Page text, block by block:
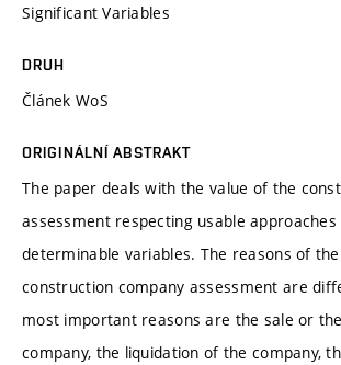
Significant Variables
DRUH
Článek WoS
ORIGINÁLNÍ ABSTRAKT
The paper deals with the value of the
assessment respecting usable approaches
determinable variables. The reasons of
construction company assessment are
most important reasons are the sale or
company, the liquidation of the company,